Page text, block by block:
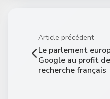
Article précédent
Le parlement
Google au profit
recherche français